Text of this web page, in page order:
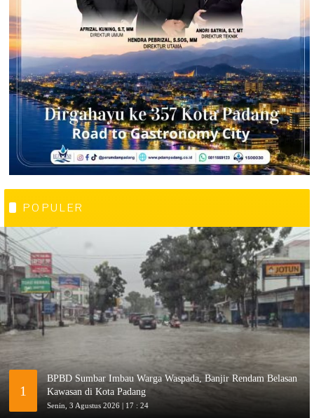
POPULER
1
BPBD Sumbar Imbau Warga Waspada, Banjir Rendam Belasan
Kawasan di Kota Padang
Senin, 3 Agustus 2026 | 17 : 24